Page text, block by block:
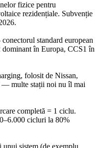
fizice pentru
rezidențiale. Subvenție
standard european
în Europa, CCS1 în
folosit de Nissan,
— multe stații noi nu îl mai
completă = 1 ciclu.
cicluri la 80%